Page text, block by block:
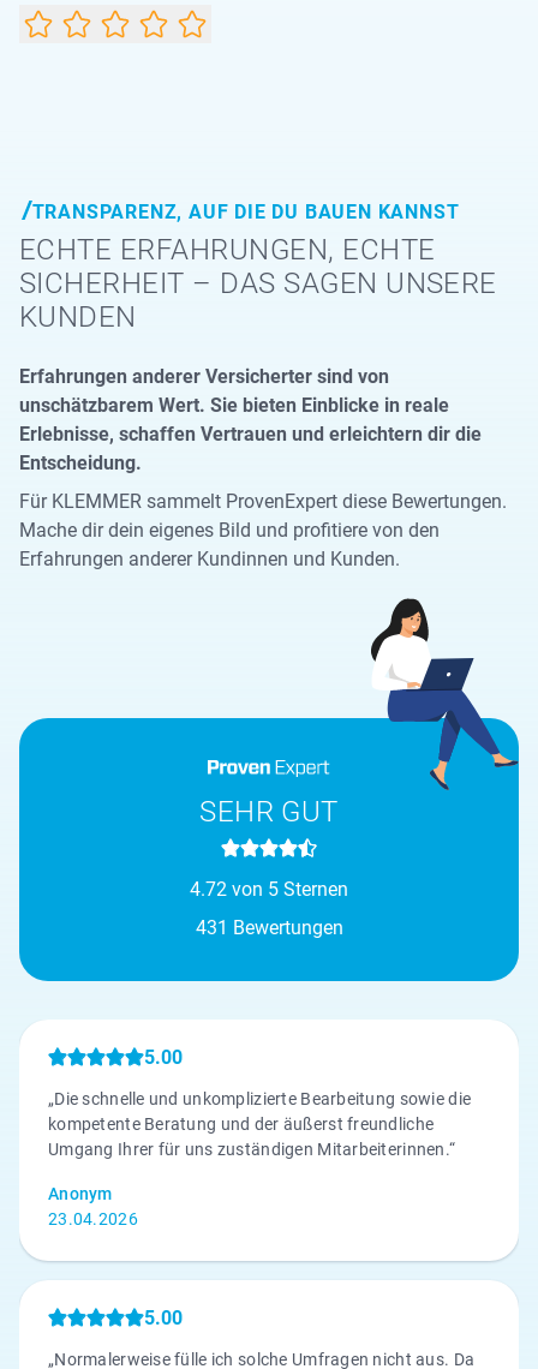
TRANSPARENZ, AUF DIE DU BAUEN KANNST
ECHTE ERFAHRUNGEN, ECHTE
SICHERHEIT – DAS SAGEN UNSERE
KUNDEN
Erfahrungen anderer Versicherter sind von
unschätzbarem Wert. Sie bieten Einblicke in reale
Erlebnisse, schaffen Vertrauen und erleichtern dir die
Entscheidung.
Für KLEMMER sammelt ProvenExpert diese Bewertungen.
Mache dir dein eigenes Bild und profitiere von den
Erfahrungen anderer Kundinnen und Kunden.
SEHR GUT
4.72 von 5 Sternen
431 Bewertungen
5.00
„Die schnelle und unkomplizierte Bearbeitung sowie die
kompetente Beratung und der äußerst freundliche
Umgang Ihrer für uns zuständigen Mitarbeiterinnen.“
Anonym
23.04.2026
5.00
„Normalerweise fülle ich solche Umfragen nicht aus. Da